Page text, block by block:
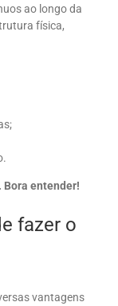
ao longo da
física,
Bora entender!
fazer o
vantagens